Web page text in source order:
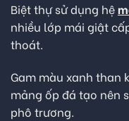
Biệt thự sử dụng hệ
nhiều lớp mái giật
thoát.
Gam màu xanh than
mảng ốp đá tạo nên
phô trương.